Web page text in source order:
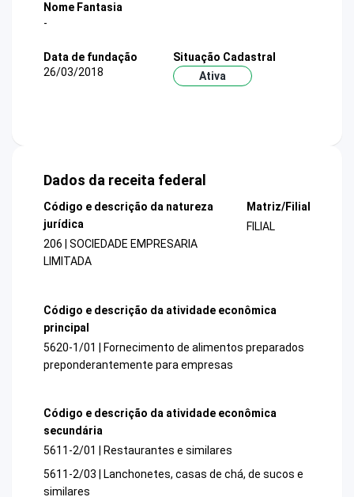
Nome Fantasia
-
Data de fundação
26/03/2018
Situação Cadastral
Ativa
Dados da receita federal
Código e descrição da natureza
jurídica
206 | SOCIEDADE EMPRESARIA
LIMITADA
Matriz/Filial
FILIAL
Código e descrição da atividade econômica
principal
5620-1/01 | Fornecimento de alimentos preparados
preponderantemente para empresas
Código e descrição da atividade econômica
secundária
5611-2/01 | Restaurantes e similares
5611-2/03 | Lanchonetes, casas de chá, de sucos e
similares